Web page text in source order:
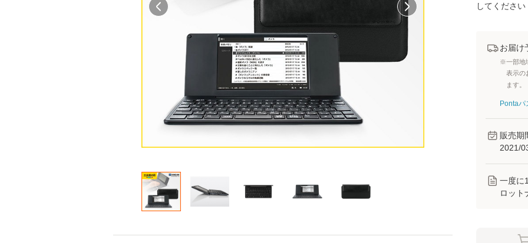
してください
お届け
※一部地
表示の
ます。
Pontaパ
販売期
2021/
一度に
ロット